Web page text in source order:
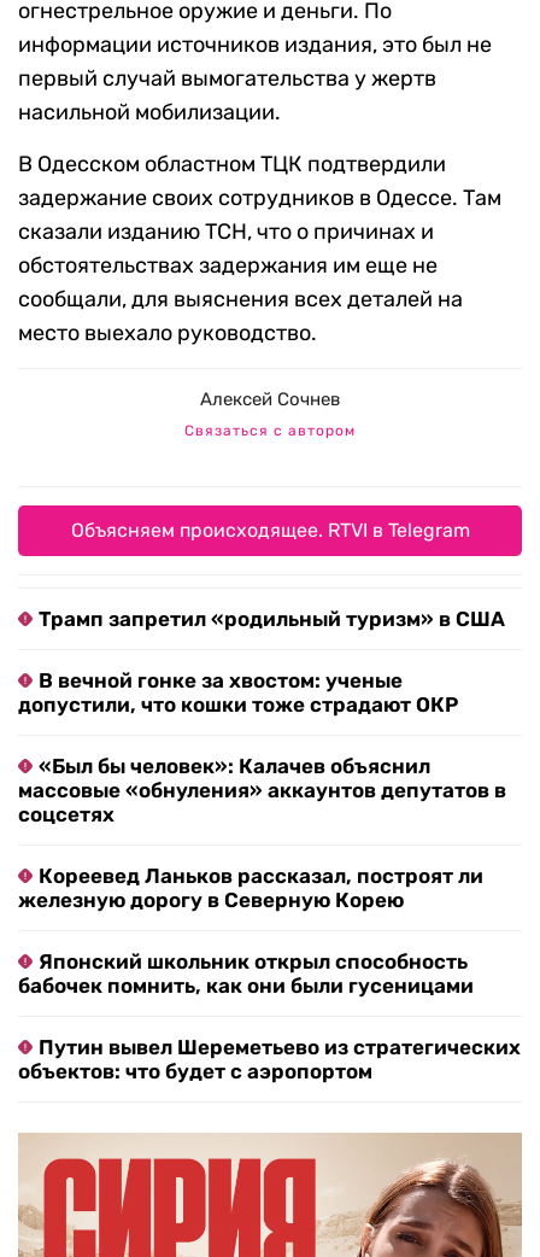
огнестрельное оружие и деньги. По
информации источников издания, это был не
первый случай вымогательства у жертв
насильной мобилизации.
В Одесском областном ТЦК подтвердили
задержание своих сотрудников в Одессе. Там
сказали изданию ТСН, что о причинах и
обстоятельствах задержания им еще не
сообщали, для выяснения всех деталей на
место выехало руководство.
Алексей Сочнев
Связаться с автором
Объясняем происходящее. RTVI в Telegram
Трамп запретил «родильный туризм» в США
В вечной гонке за хвостом: ученые
допустили, что кошки тоже страдают ОКР
«Был бы человек»: Калачев объяснил
массовые «обнуления» аккаунтов депутатов в
соцсетях
Кореевед Ланьков рассказал, построят ли
железную дорогу в Северную Корею
Японский школьник открыл способность
бабочек помнить, как они были гусеницами
Путин вывел Шереметьево из стратегических
объектов: что будет с аэропортом